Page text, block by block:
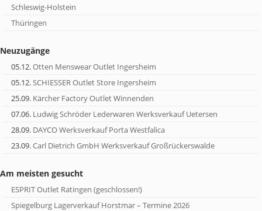
Schleswig-Holstein
Thüringen
Neuzugänge
05.12.Otten Menswear Outlet Ingersheim
05.12.SCHIESSER Outlet Store Ingersheim
25.09. Kärcher Factory Outlet Winnenden
07.06. Ludwig Schröder Lederwaren Werksverkauf Uetersen
28.09. DAYCO Werksverkauf Porta Westfalica
23.09.Carl Dietrich GmbH Werksverkauf Großrückerswalde
Am meisten gesucht
ESPRIT Outlet Ratingen (geschlossen!)
Spiegelburg Lagerverkauf Horstmar – Termine 2026